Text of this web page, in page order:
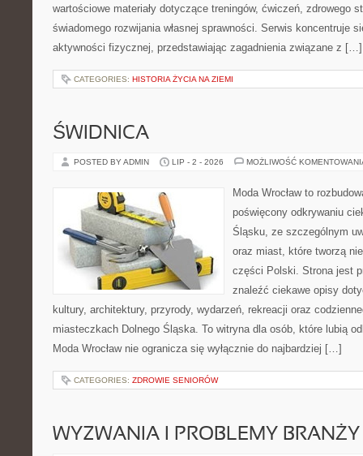
wartościowe materiały dotyczące treningów, ćwiczeń, zdrowego
świadomego rozwijania własnej sprawności. Serwis koncentruje
aktywności fizycznej, przedstawiając zagadnienia związane z […]
CATEGORIES: HISTORIA ŻYCIA NA ZIEMI
ŚWIDNICA
POSTED BY ADMIN LIP - 2 - 2026 MOŻLIWOŚĆ
Moda Wrocław to
poświęcony odkrywaniu
Śląsku, ze szczególnym
oraz miast, które tworzą
części Polski. Strona jest
znaleźć ciekawe opisy
kultury, architektury, przyrody, wydarzeń, rekreacji oraz
miasteczkach Dolnego Śląska. To witryna dla osób, które lubią
Moda Wrocław nie ogranicza się wyłącznie do najbardziej […]
CATEGORIES: ZDROWIE SENIORÓW
WYZWANIA I PROBLEMY BRANŻY